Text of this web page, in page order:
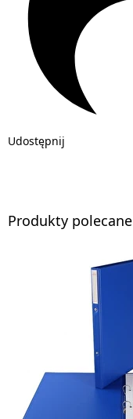
Udostępnij
Produkty polecane